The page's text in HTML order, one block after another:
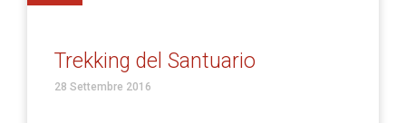
Trekking del Santuario
28 Settembre 2016